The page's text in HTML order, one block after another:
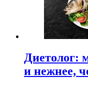
Диетолог:
и нежнее,